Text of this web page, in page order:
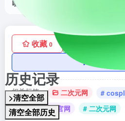
历史记录
>清空全部
清空全部历史
收藏 0
AI账号购买
相关标签： 二次元网
#
# cosplay啦官网
# 二次元网